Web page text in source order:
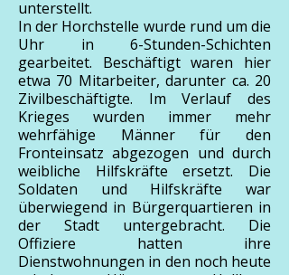
unterstellt.
In der Horchstelle wurde rund um die
Uhr in 6-Stunden-Schichten
gearbeitet. Beschäftigt waren hier
etwa 70 Mitarbeiter, darunter ca. 20
Zivilbeschäftigte. Im Verlauf des
Krieges wurden immer mehr
wehrfähige Männer für den
Fronteinsatz abgezogen und durch
weibliche Hilfskräfte ersetzt. Die
Soldaten und Hilfskräfte war
überwiegend in Bürgerquartieren in
der Stadt untergebracht. Die
Offiziere hatten ihre
Dienstwohnungen in den noch heute